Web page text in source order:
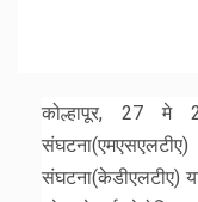
कोल्हापूर, 27 मे
संघटना(केडीएलटीए)